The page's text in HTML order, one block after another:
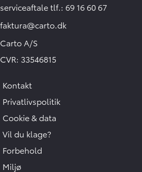
serviceaftale tlf.: 69 16 60 67
faktura@carto.dk
Carto A/S
CVR: 33546815
Kontakt
Privatlivspolitik
Cookie & data
Vil du klage?
Forbehold
Miljø